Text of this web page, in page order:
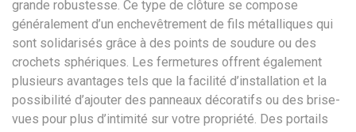
grande robustesse. Ce type de clôture se compose
généralement d’un enchevêtrement de fils métalliques qui
sont solidarisés grâce à des points de soudure ou des
crochets sphériques. Les fermetures offrent également
plusieurs avantages tels que la facilité d’installation et la
possibilité d’ajouter des panneaux décoratifs ou des brise-
vues pour plus d’intimité sur votre propriété. Des portails